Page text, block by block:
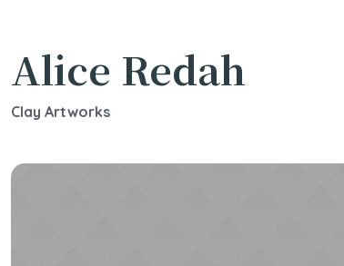
Alice Redah
Clay Artworks